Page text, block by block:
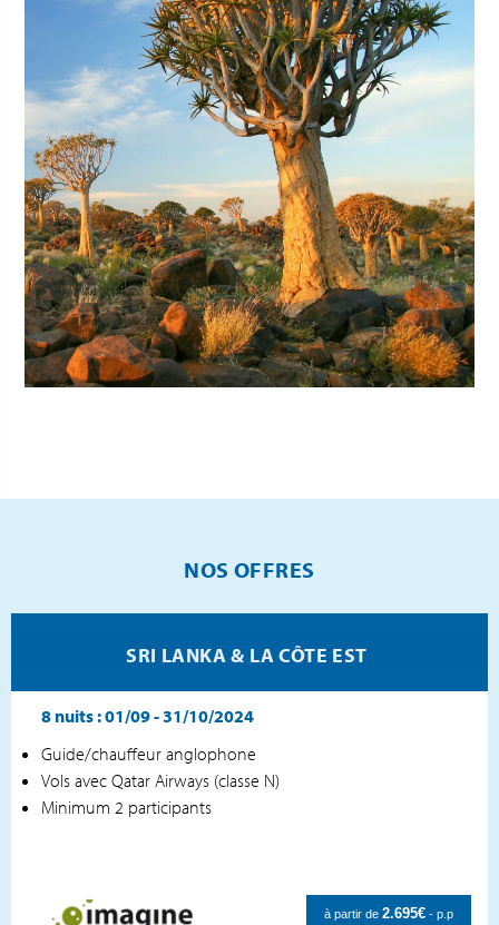
NOS OFFRES
SRI LANKA & LA CÔTE EST
8 nuits :01/09 - 31/10/2024
Guide/chauffeur anglophone
Vols avec Qatar Airways (classe N)
Minimum 2 participants
à partir de 2.695€ - p.p